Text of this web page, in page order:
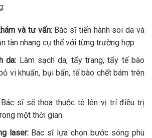
và tư vấn: Bác sĩ tiến hành soi da và
tàn nhang cụ thể với từng trường hợp
da: Làm sạch da, tẩy trang, tẩy tế bào
vi khuẩn, bụi bẩn, tế bào chết bám trên
Bác sĩ sẽ thoa thuốc tê lên vị trí điều trị
một thời gian.
laser:Bác sĩ lựa chọn bước sóng phù